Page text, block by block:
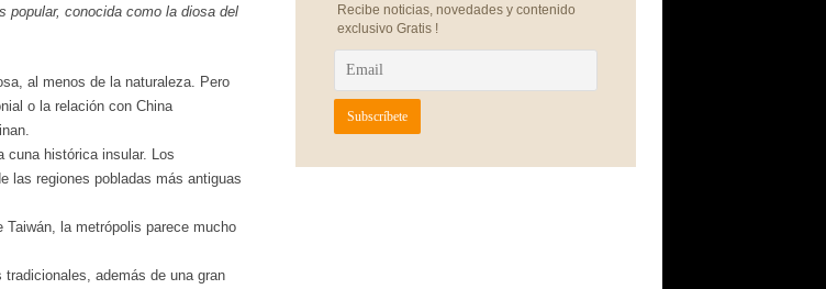
popular, conocida como la diosa del
al menos de la naturaleza. Pero
o la relación con China
cuna histórica insular. Los
las regiones pobladas más antiguas
la metrópolis parece mucho
además de una gran
Recibe noticias, novedades y contenido
exclusivo Gratis !